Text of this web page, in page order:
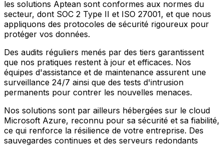
les solutions Aptean sont conformes aux normes du
secteur, dont SOC 2 Type II et ISO 27001, et que nous
appliquons des protocoles de sécurité rigoureux pour
protéger vos données.
Des audits réguliers menés par des tiers garantissent
que nos pratiques restent à jour et efficaces. Nos
équipes d'assistance et de maintenance assurent une
surveillance 24/7 ainsi que des tests d'intrusion
permanents pour contrer les nouvelles menaces.
Nos solutions sont par ailleurs hébergées sur le cloud
Microsoft Azure, reconnu pour sa sécurité et sa fiabilité,
ce qui renforce la résilience de votre entreprise. Des
sauvegardes continues et des serveurs redondants